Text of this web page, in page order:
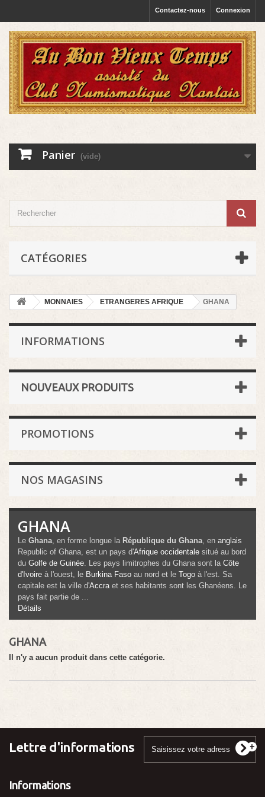
Connexion
Contactez-nous
Panier (vide)
CATÉGORIES
MONNAIES ETRANGERES AFRIQUE GHANA
INFORMATIONS
NOUVEAUX PRODUITS
PROMOTIONS
NOS MAGASINS
GHANA
Le Ghana, en forme longue la République du Ghana, en anglais
Republic of Ghana, est un pays d'Afrique occidentale situé au bord
du Golfe de Guinée. Les pays limitrophes du Ghana sont la Côte
d'Ivoire à l'ouest, le Burkina Faso au nord et le Togo à l'est. Sa
capitale est la ville d'Accraet ses habitants sont les Ghanéens. Le
pays fait partie de ...
Détails
GHANA
Il n'y a aucun produit dans cette catégorie.
Lettre d'informations
Informations